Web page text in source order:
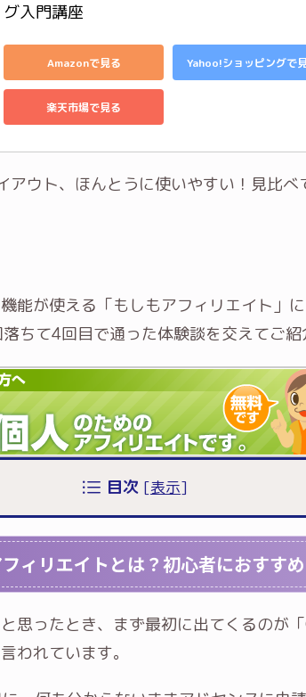
グ入門講座
Amazonで見る Yahoo!ショッピングで
楽天市場で見る
アウト、ほんとうに使いやすい！見比べ
能が使える「もしもアフィリエイト」
ちて4回目で通った体験談を交えてご紹
目次 [表示]
ィリエイトとは？初心者におすす
思ったとき、まず最初に出てくるのが
われています。